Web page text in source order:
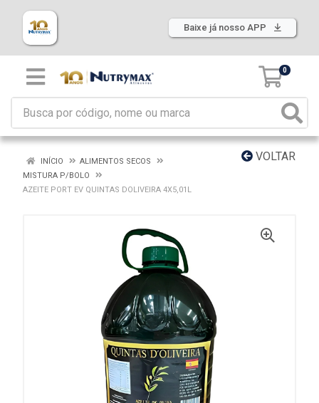
Baixe já nosso APP
0
VOLTAR
INÍCIO
ALIMENTOS SECOS
MISTURA P/BOLO
AZEITE PORT EV QUINTAS DOLIVEIRA 4X5,01L